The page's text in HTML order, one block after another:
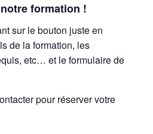
formation !
sur le bouton juste en
de la formation, les
etc… et le formulaire de
pour réserver votre